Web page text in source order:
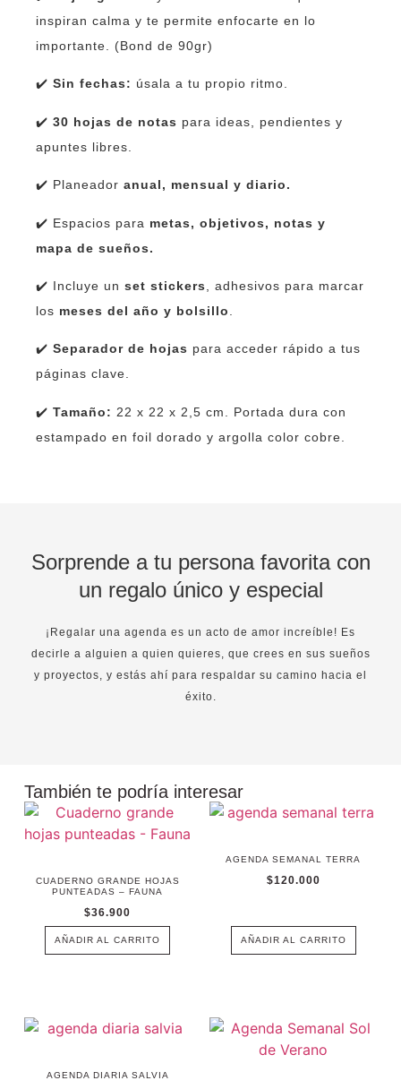
inspiran calma y te permite enfocarte en lo
importante. (Bond de 90gr)
✔️ Sin fechas: úsala a tu propio ritmo.
✔️ 30 hojas de notas para ideas, pendientes y
apuntes libres.
✔️ Planeador anual, mensual y diario.
✔️ Espacios para metas, objetivos, notas y
mapa de sueños.
✔️ Incluye un set stickers
, adhesivos para marcar
los meses del año y bolsillo
✔️ Separador de hojas para acceder rápido a tus
páginas clave.
✔️ Tamaño: 22 x 22 x 2,5 cm. Portada dura con
estampado en foil dorado y argolla color cobre.
Sorprende a tu persona favorita con
un regalo único y especial
¡Regalar una agenda es un acto de amor increíble! Es
decirle a alguien a quien quieres, que crees en sus sueños
y proyectos, y estás ahí para respaldar su camino hacia el
éxito.
También te podría interesar
CUADERNO GRANDE HOJAS
PUNTEADAS – FAUNA
$36.900
AÑADIR AL CARRITO
AGENDA SEMANAL TERRA
$120.000
AÑADIR AL CARRITO
AGENDA DIARIA SALVIA